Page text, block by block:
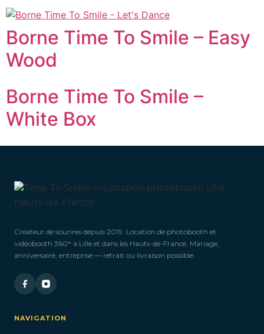
Borne Time To Smile – Easy
Wood
Borne Time To Smile –
White Box
Créateur de sourires depuis 2019. Location de photobooth et
vidéobooth 360° à Lille et dans les Hauts-de-France. Mariage,
anniversaire, entreprise — retrait ou livraison possible.
NAVIGATION